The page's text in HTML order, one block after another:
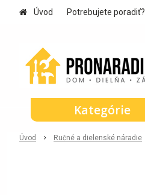
Úvod Potrebujete poradiť?
Úvod Ručné a dielenské náradie
Kategórie